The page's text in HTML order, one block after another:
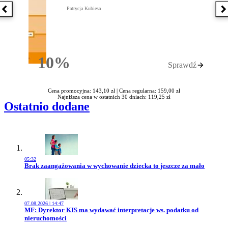
Poprzednia książka
10%Rabatu
Patrycja Kubiesa
Sprawdź
Cena promocyjna: 143,10 zł | Cena regularna: 159,00 zł
Najniższa cena w ostatnich 30 dniach: 119,25 zł
Ostatnio dodane
05:32
Przejdź do artykułu:
Brak zaangażowania w wychowanie dziecka to jeszcze za mało
07.08.2026 | 14:47
Przejdź do artykułu:
MF: Dyrektor KIS ma wydawać interpretacje ws. podatku od
nieruchomości